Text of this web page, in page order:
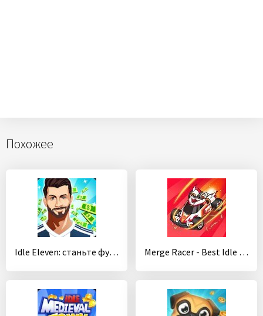
Похожее
Idle Eleven: станьте футбольными миллионером Merge Racer - Best Idle Game